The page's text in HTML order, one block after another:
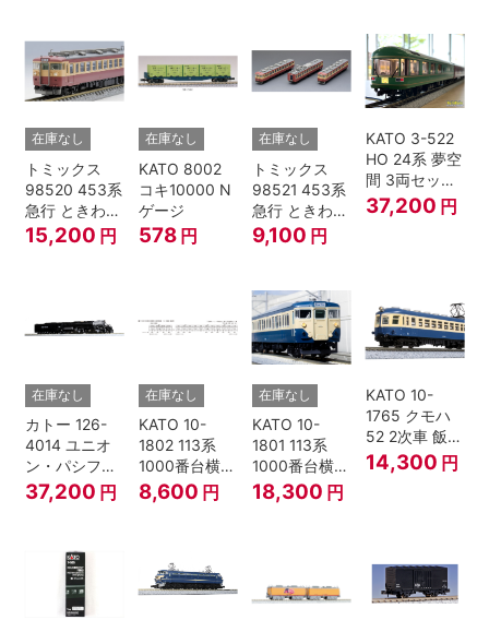
在庫なし
トミックス
98520 453系
急行 ときわ
基本4両セッ
ト Nゲージ
15,200 円
在庫なし
KATO 8002
コキ10000 N
ゲージ
578 円
在庫なし
トミックス
98521 453系
急行 ときわ
増結3両セッ
9,100 円
KATO 3-522
HO 24系 夢空
間 3両セット
HOゲージ
37,200 円
在庫なし
カトー 126-
4014 ユニオ
ン・パシフィ
ック鉄道 ビッ
グボーイ＃
37,200 円
在庫なし
KATO 10-
1802 113系
1000番台横須
賀・総武快速
線 増結4両セ
8,600 円
在庫なし
KATO 10-
1801 113系
1000番台横須
賀・総武快速
線 基本7両セ
18,300 円
KATO 10-
1765 クモハ
52 2次車 飯田
線 4両セット
Nゲージ
14,300 円